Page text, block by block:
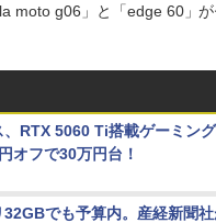
moto g06」と「edge 60」
、RTX 5060 Ti搭載ゲーミン
オフで30万円台！
32GBでも予算内。産経新聞